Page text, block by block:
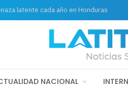
latente cada año en Honduras
NACIONAL